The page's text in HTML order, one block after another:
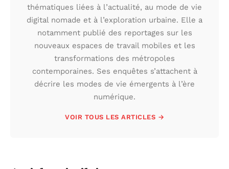
thématiques liées à l’actualité, au mode de vie
digital nomade et à l’exploration urbaine. Elle a
notamment publié des reportages sur les
nouveaux espaces de travail mobiles et les
transformations des métropoles
contemporaines. Ses enquêtes s’attachent à
décrire les modes de vie émergents à l’ère
numérique.
VOIR TOUS LES ARTICLES →